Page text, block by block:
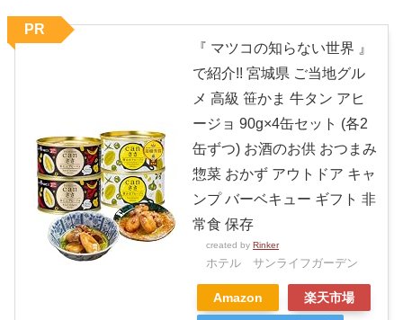
『 マツコの知らない世界 』
で紹介!! 宮城県 ご当地グル
メ 高級 笹かま 牛タン アヒ
ージョ 90g×4缶セット (各2
缶ずつ) お酒のお供 おつまみ
惣菜 おかず アウトドア キャ
ンプ バーベキュー ギフト 非
常食 保存
created by Rinker
ホテル サンライフガーデン
Amazon 楽天市場
PR